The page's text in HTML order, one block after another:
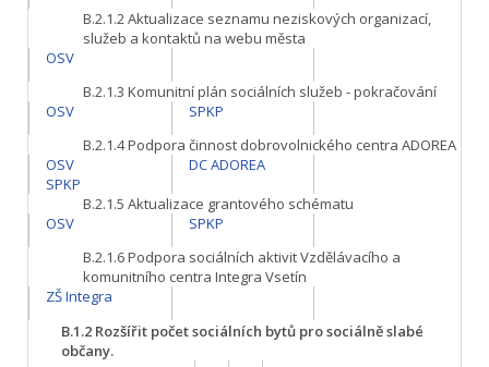
B.2.1.2Aktualizace seznamu neziskových organizací,
služeb a kontaktů na webu města
OSV
B.2.1.3 Komunitní plán sociálních služeb - pokračování
OSV
SPKP
B.2.1.4Podpora činnost dobrovolnického centra ADOREA
OSV
SPKP
DC ADOREA
B.2.1.5 Aktualizace grantového schématu
OSV
SPKP
B.2.1.6Podpora sociálních aktivit Vzdělávacího a
komunitního centra Integra Vsetín
ZŠ Integra
B.1.2 Rozšířit počet sociálních bytů pro sociálně slabé
občany.